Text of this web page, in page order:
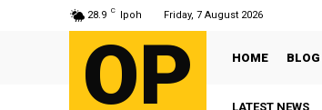
28.9 C Ipoh Friday, 7 August 2026
OP HOME BLOG
LATEST NEWS